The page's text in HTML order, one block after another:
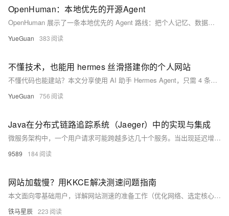
性能可伸缩的容器应用管理能力，支持企业级容器化应用的全生命周期管
理。整合阿里云虚拟化、存储、网络和安全能力，打造云端最佳容器化应
用运行环境。 了解产品详情: https://www.aliyun.com/product/kubernetes
OpenHuman：本地优先的开源Agent
OpenHuman 展示了一条本地优先的 Agent 路线：把个人记忆、数据连接、自动更新结合，让 Agent 更懂你，也更尊重数据边界。
YueGuan 383
不懂技术，也能用 hermes 丝滑搭建你的个人网站
不懂代码也能建站？本文分享使用 AI 助手 Hermes Agent，只需 4 条简单指令，就能低成本、快速搭建并上线一个高颜值的个人网站。告别繁琐技术门槛，让你的创意轻松落地。
YueGuan 756
Java在分布式链路追踪系统（Jaeger）中的实现与集成
微服务架构中，一个用户请求可能跨越多达几十个服务。当出现延迟增加或错误时，难以定位具体哪个服务出问题。
9589 184
网站加载慢？用KKCE解决测速问题指南
本文面向零基础用户，详解网站测速的准备工作（优化网络、选定核心页面、多次取均值）、标准操作步骤及结果解读，无需专业技术即可快速掌握测速方法，精准定位加载慢问题，有效提升用户体验与转化效果。（239字）
铁马星辰 223